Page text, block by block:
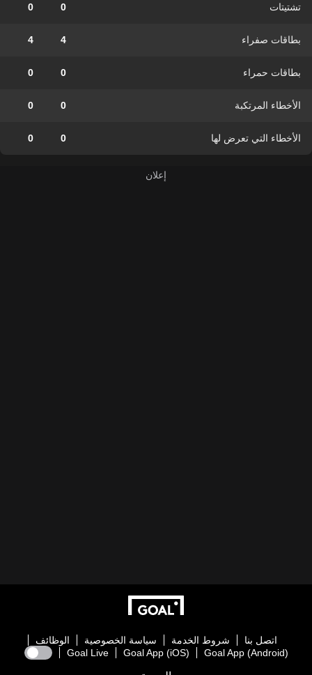
تشتيتات 0
0
بطاقات صفراء 4
4
بطاقات حمراء 0
0
الأخطاء المرتكبة 0
0
الأخطاء التي تعرض لها 0
0
اتصل بنا شروط الخدمة سياسة الخصوصية
الوظائف
Goal App (Android)
Goal App (iOS)
Goal Live